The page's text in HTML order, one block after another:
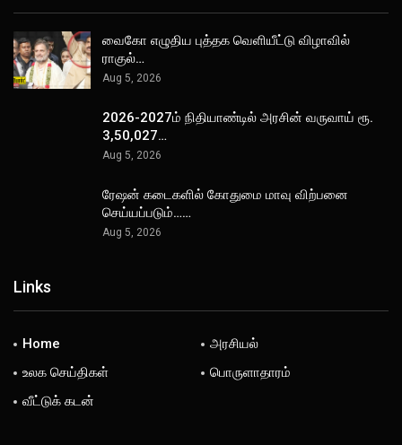
வைகோ எழுதிய புத்தக வெளியீட்டு விழாவில்
ராகுல்…
Aug 5, 2026
2026-2027ம் நிதியாண்டில் அரசின் வருவாய் ரூ.
3,50,027…
Aug 5, 2026
ரேஷன் கடைகளில் கோதுமை மாவு விற்பனை
செய்யப்படும்……
Aug 5, 2026
Links
Home
அரசியல்
உலக செய்திகள்
பொருளாதாரம்
வீட்டுக் கடன்